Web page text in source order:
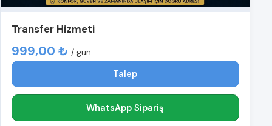
Transfer Hizmeti
999,00 ₺ / gün
Talep
WhatsApp Sipariş